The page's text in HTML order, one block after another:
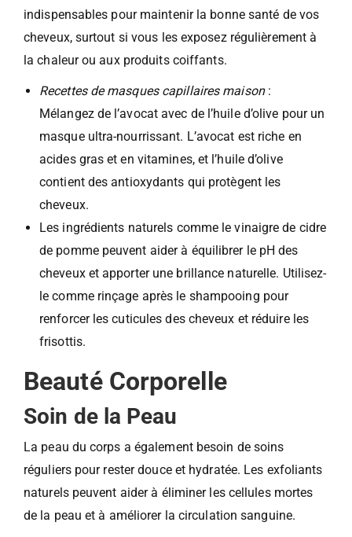
indispensables pour maintenir la bonne santé de vos
cheveux, surtout si vous les exposez régulièrement à
la chaleur ou aux produits coiffants.
Recettes de masques capillaires maison:
Mélangez de l’avocat avec de l’huile d’olive pour un
masque ultra-nourrissant. L’avocat est riche en
acides gras et en vitamines, et l’huile d’olive
contient des antioxydants qui protègent les
cheveux.
Les ingrédients naturels comme le vinaigre de cidre
de pomme peuvent aider à équilibrer le pH des
cheveux et apporter une brillance naturelle. Utilisez-
le comme rinçage après le shampooing pour
renforcer les cuticules des cheveux et réduire les
frisottis.
Beauté Corporelle
Soin de la Peau
La peau du corps a également besoin de soins
réguliers pour rester douce et hydratée. Les exfoliants
naturels peuvent aider à éliminer les cellules mortes
de la peau et à améliorer la circulation sanguine.